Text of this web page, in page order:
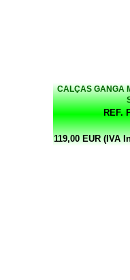
CALÇAS GANGA
REF.
119,00 EUR (IVA